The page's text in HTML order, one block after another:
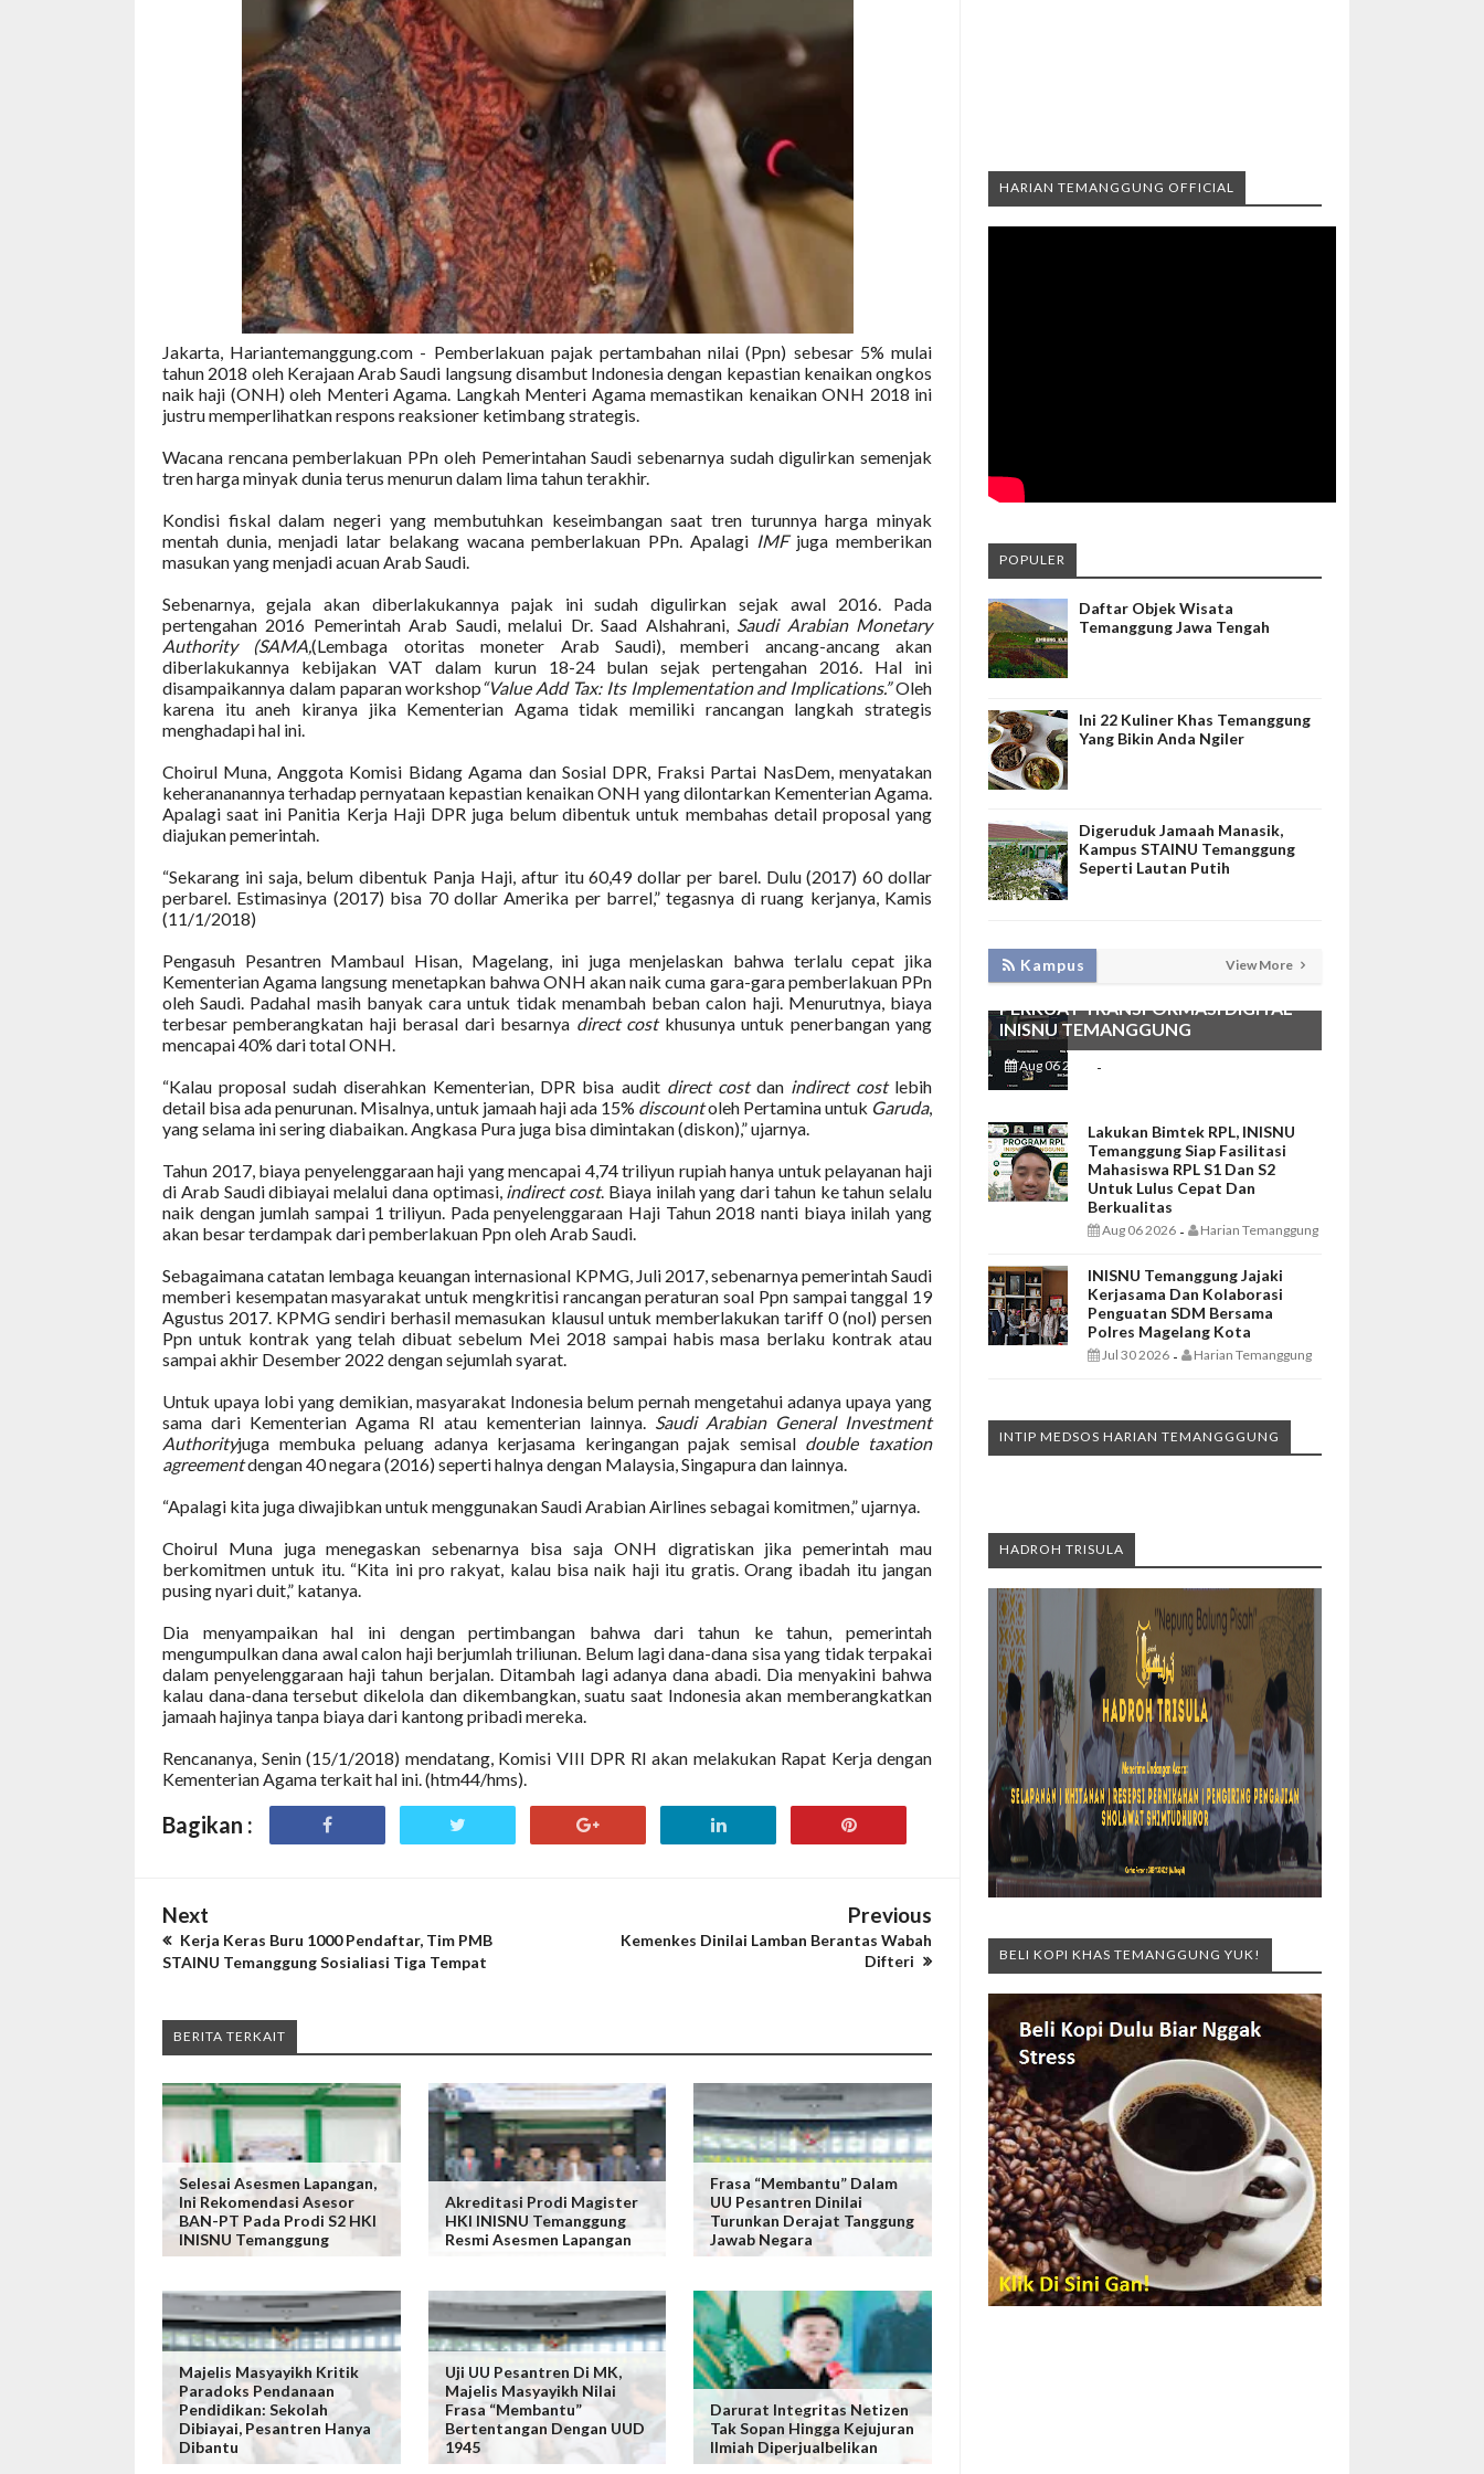
Jakarta, Hariantemanggung.com - Pemberlakuan pajak pertambahan nilai (Ppn) sebesar 5% mulai
tahun 2018 oleh Kerajaan Arab Saudi langsung disambut Indonesia dengan kepastian kenaikan ongkos
naik haji (ONH) oleh Menteri Agama. Langkah Menteri Agama memastikan kenaikan ONH 2018 ini
justru memperlihatkan respons reaksioner ketimbang strategis.
Wacana rencana pemberlakuan PPn oleh Pemerintahan Saudi sebenarnya sudah digulirkan semenjak
tren harga minyak dunia terus menurun dalam lima tahun terakhir.
Kondisi fiskal dalam negeri yang membutuhkan keseimbangan saat tren turunnya harga minyak
mentah dunia, menjadi latar belakang wacana pemberlakuan PPn. Apalagi IMF juga memberikan
masukan yang menjadi acuan Arab Saudi.
Sebenarnya, gejala akan diberlakukannya pajak ini sudah digulirkan sejak awal 2016. Pada
pertengahan 2016 Pemerintah Arab Saudi, melalui Dr. Saad Alshahrani, Saudi Arabian Monetary
Authority (SAMA,(Lembaga otoritas moneter Arab Saudi), memberi ancang-ancang akan
diberlakukannya kebijakan VAT dalam kurun 18-24 bulan sejak pertengahan 2016. Hal ini
disampaikannya dalam paparan workshop“Value Add Tax: Its Implementation and Implications.”Oleh
karena itu aneh kiranya jika Kementerian Agama tidak memiliki rancangan langkah strategis
menghadapi hal ini.
Choirul Muna, Anggota Komisi Bidang Agama dan Sosial DPR, Fraksi Partai NasDem, menyatakan
keherananannya terhadap pernyataan kepastian kenaikan ONH yang dilontarkan Kementerian Agama.
Apalagi saat ini Panitia Kerja Haji DPR juga belum dibentuk untuk membahas detail proposal yang
diajukan pemerintah.
“Sekarang ini saja, belum dibentuk Panja Haji, aftur itu 60,49 dollar per barel. Dulu (2017) 60 dollar
perbarel. Estimasinya (2017) bisa 70 dollar Amerika per barrel,” tegasnya di ruang kerjanya, Kamis
(11/1/2018)
Pengasuh Pesantren Mambaul Hisan, Magelang, ini juga menjelaskan bahwa terlalu cepat jika
Kementerian Agama langsung menetapkan bahwa ONH akan naik cuma gara-gara pemberlakuan PPn
oleh Saudi. Padahal masih banyak cara untuk tidak menambah beban calon haji. Menurutnya, biaya
terbesar pemberangkatan haji berasal dari besarnya direct costkhusunya untuk penerbangan yang
mencapai 40% dari total ONH.
“Kalau proposal sudah diserahkan Kementerian, DPR bisa audit direct cost dan indirect costlebih
detail bisa ada penurunan. Misalnya, untuk jamaah haji ada 15% discountoleh Pertamina untuk Garuda,
yang selama ini sering diabaikan. Angkasa Pura juga bisa dimintakan (diskon),” ujarnya.
Tahun 2017, biaya penyelenggaraan haji yang mencapai 4,74 triliyun rupiah hanya untuk pelayanan haji
di Arab Saudi dibiayai melalui dana optimasi, indirect cost. Biaya inilah yang dari tahun ke tahun selalu
naik dengan jumlah sampai 1 triliyun. Pada penyelenggaraan Haji Tahun 2018 nanti biaya inilah yang
akan besar terdampak dari pemberlakuan Ppn oleh Arab Saudi.
Sebagaimana catatan lembaga keuangan internasional KPMG, Juli 2017, sebenarnya pemerintah Saudi
memberi kesempatan masyarakat untuk mengkritisi rancangan peraturan soal Ppn sampai tanggal 19
Agustus 2017. KPMG sendiri berhasil memasukan klausul untuk memberlakukan tariff 0 (nol) persen
Ppn untuk kontrak yang telah dibuat sebelum Mei 2018 sampai habis masa berlaku kontrak atau
sampai akhir Desember 2022 dengan sejumlah syarat.
Untuk upaya lobi yang demikian, masyarakat Indonesia belum pernah mengetahui adanya upaya yang
sama dari Kementerian Agama RI atau kementerian lainnya. Saudi Arabian General Investment
Authorityjuga membuka peluang adanya kerjasama keringangan pajak semisal double taxation
agreementdengan 40 negara (2016) seperti halnya dengan Malaysia, Singapura dan lainnya.
“Apalagi kita juga diwajibkan untuk menggunakan Saudi Arabian Airlines sebagai komitmen,” ujarnya.
Choirul Muna juga menegaskan sebenarnya bisa saja ONH digratiskan jika pemerintah mau
berkomitmen untuk itu. “Kita ini pro rakyat, kalau bisa naik haji itu gratis. Orang ibadah itu jangan
pusing nyari duit,” katanya.
Dia menyampaikan hal ini dengan pertimbangan bahwa dari tahun ke tahun, pemerintah
mengumpulkan dana awal calon haji berjumlah triliunan. Belum lagi dana-dana sisa yang tidak terpakai
dalam penyelenggaraan haji tahun berjalan. Ditambah lagi adanya dana abadi. Dia menyakini bahwa
kalau dana-dana tersebut dikelola dan dikembangkan, suatu saat Indonesia akan memberangkatkan
jamaah hajinya tanpa biaya dari kantong pribadi mereka.
Rencananya, Senin (15/1/2018) mendatang, Komisi VIII DPR RI akan melakukan Rapat Kerja dengan
Kementerian Agama terkait hal ini. (htm44/hms).
Bagikan :
Next
Kerja Keras Buru 1000 Pendaftar, Tim PMB
STAINU Temanggung Sosialiasi Tiga Tempat
Previous
Kemenkes Dinilai Lamban Berantas Wabah
Difteri
BERITA TERKAIT
Selesai Asesmen Lapangan,
Ini Rekomendasi Asesor
BAN-PT Pada Prodi S2 HKI
INISNU Temanggung
Akreditasi Prodi Magister
HKI INISNU Temanggung
Resmi Asesmen Lapangan
Frasa “Membantu” Dalam
UU Pesantren Dinilai
Turunkan Derajat Tanggung
Jawab Negara
Majelis Masyayikh Kritik
Paradoks Pendanaan
Pendidikan: Sekolah
Dibiayai, Pesantren Hanya
Dibantu
Uji UU Pesantren Di MK,
Majelis Masyayikh Nilai
Frasa “Membantu”
Bertentangan Dengan UUD
1945
Darurat Integritas Netizen
Tak Sopan Hingga Kejujuran
Ilmiah Diperjualbelikan
HARIAN TEMANGGUNG OFFICIAL
POPULER
Daftar Objek Wisata
Temanggung Jawa Tengah
Ini 22 Kuliner Khas Temanggung
Yang Bikin Anda Ngiler
Digeruduk Jamaah Manasik,
Kampus STAINU Temanggung
Seperti Lautan Putih
Kampus View More
KEMBANGKAN SIM LAYANAN,
HADIRKAN TIM SEVIMA UNTUK
PERKUAT TRANSFORMASI DIGITAL
INISNU TEMANGGUNG
Aug 06 2026 -
Lakukan Bimtek RPL, INISNU
Temanggung Siap Fasilitasi
Mahasiswa RPL S1 Dan S2
Untuk Lulus Cepat Dan
Berkualitas
Aug 06 2026 - Harian Temanggung
INISNU Temanggung Jajaki
Kerjasama Dan Kolaborasi
Penguatan SDM Bersama
Polres Magelang Kota
Jul 30 2026 - Harian Temanggung
INTIP MEDSOS HARIAN TEMANGGGUNG
HADROH TRISULA
BELI KOPI KHAS TEMANGGUNG YUK!